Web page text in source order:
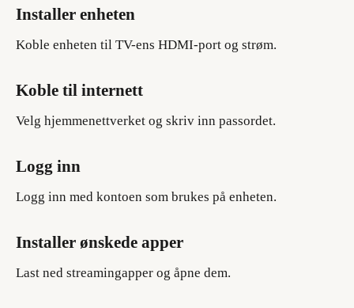
Installer enheten
Koble enheten til TV-ens HDMI-port og strøm.
Koble til internett
Velg hjemmenettverket og skriv inn passordet.
Logg inn
Logg inn med kontoen som brukes på enheten.
Installer ønskede apper
Last ned streamingapper og åpne dem.